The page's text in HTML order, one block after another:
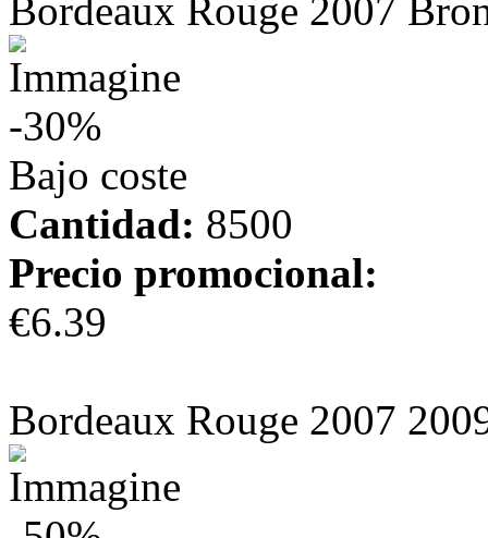
Bordeaux Rouge 2007
-30%
Bajo coste
Cantidad: 8500
Precio promocional:
€6.39
Bordeaux Rouge 2007